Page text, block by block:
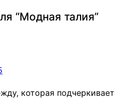
“Модная талия”
которая подчеркивает